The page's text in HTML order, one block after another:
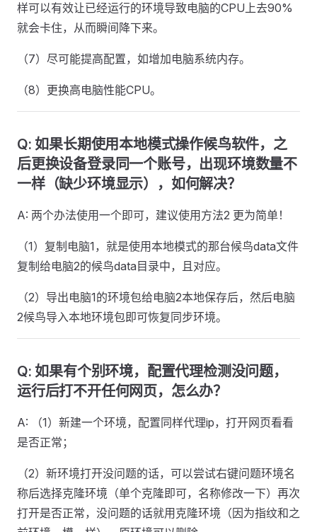
样可以有效让已经运行的环境导致电脑的CPU上去90%
就会卡住，从而瞬间降下来。
（7）尽可能提高配置，如增加电脑系统内存。
（8）更换高电脑性能CPU。
Q: 如果长期使用本地模式操作候鸟软件，之
后更换设备登录同一个账号，出现环境数量不
一样（缺少环境显示），如何解决？
A: 两个办法使用一个即可，建议使用方法2 更为简单！
（1）复制电脑1，就是使用本地模式的那台候鸟data文件
复制给电脑2的候鸟data目录中，且对应。
（2）导出电脑1的环境包给电脑2本地保存后，然后电脑
2候鸟导入本地环境包即可恢复同步环境。
Q: 如果有个别环境，配置代理检测没问题，
运行后打不开任何网页，怎么办？
A: （1）新建一个环境，配置同样代理ip，打开网页看看
是否正常；
（2）新环境打开没问题的话，可以尝试右键问题环境名
称后选择克隆环境（单个克隆即可，名称修改一下）再次
打开是否正常，没问题的话就用克隆环境（因为指纹和之